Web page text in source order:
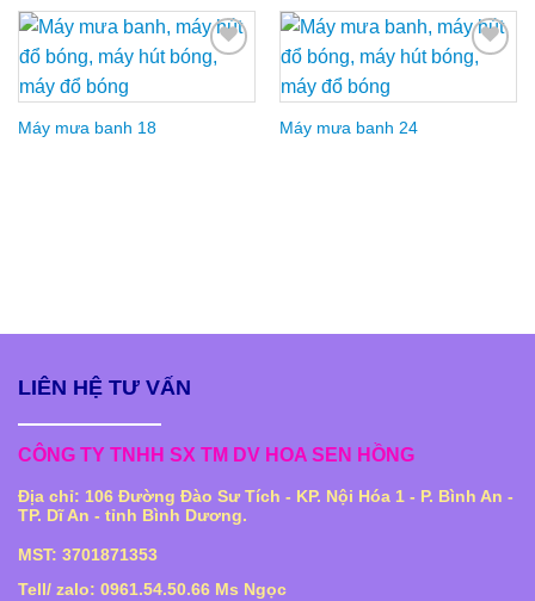
Add to
Máy mưa banh 18
Add to
Máy mưa banh 24
LIÊN HỆ TƯ VẤN
CÔNG TY TNHH SX TM DV HOA SEN HỒNG
Địa chỉ: 106 Đường Đào Sư Tích - KP. Nội Hóa 1 - P. Bình An -
TP. Dĩ An - tỉnh Bình Dương.
MST: 3701871353
Tell/ zalo: 0961.54.50.66 Ms Ngọc